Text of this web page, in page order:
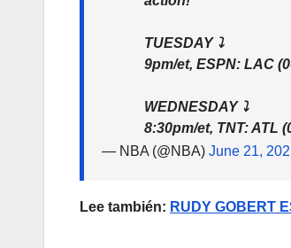
TUESDAY ⤵️
9pm/et, ESPN: LAC
WEDNESDAY ⤵️
8:30pm/et, TNT: ATL
— NBA (@NBA) June 21,
Lee también: RUDY GOBERT